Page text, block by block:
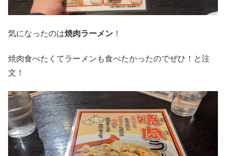
気になったのは焼肉ラーメン ！
焼肉食べたくてラーメンも食べたかったのでぜひ！と注
文！